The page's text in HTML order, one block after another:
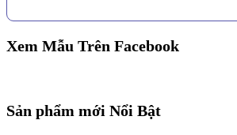
Xem Mẫu Trên Facebook
Sản phẩm mới Nổi Bật